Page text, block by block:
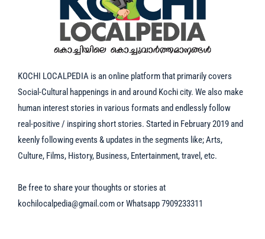
KOCHI LOCALPEDIA is an online platform that primarily covers
Social-Cultural happenings in and around Kochi city. We also make
human interest stories in various formats and endlessly follow
real-positive / inspiring short stories. Started in February 2019 and
keenly following events & updates in the segments like; Arts,
Culture, Films, History, Business, Entertainment, travel, etc.
Be free to share your thoughts or stories at
kochilocalpedia@gmail.comor Whatsapp 7909233311